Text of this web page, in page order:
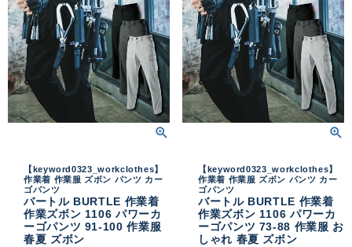
おすすめコンテンツ
【keyword0323_workclothes】
作業着 作業服 ズボン パンツ カー
ゴパンツ
バートル BURTLE 作業着
作業ズボン 1106 パワーカ
ーゴパンツ 91-100 作業服
春夏 ズボン
【keyword0323_workclothes】
作業着 作業服 ズボン パンツ カー
ゴパンツ
バートル BURTLE 作業着
作業ズボン 1106 パワーカ
ーゴパンツ 73-88 作業服 お
しゃれ 春夏 ズボン